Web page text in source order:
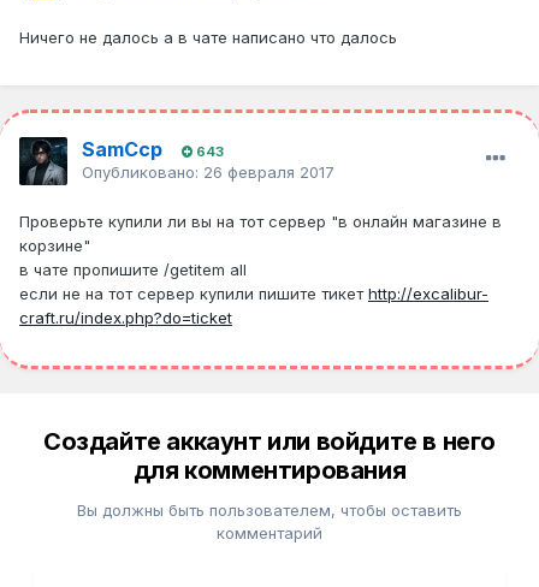
Ничего не далось а в чате написано что далось
SamCcp 643
Опубликовано: 26 февраля 2017
Проверьте купили ли вы на тот сервер "в онлайн магазине в
корзине"
в чате пропишите /getitem all
если не на тот сервер купили пишите тикетhttp://excalibur-
craft.ru/index.php?do=ticket
Создайте аккаунт или войдите в него
для комментирования
Вы должны быть пользователем, чтобы оставить
комментарий